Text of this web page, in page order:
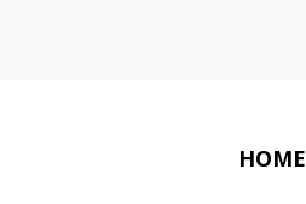
HOME